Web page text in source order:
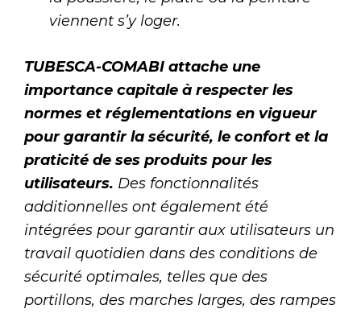
viennent s’y loger.
TUBESCA-COMABI attache une
importance capitale à respecter les
normes et réglementations en vigueur
pour garantir la sécurité, le confort et la
praticité de ses produits pour les
utilisateurs. Des fonctionnalités
additionnelles ont également été
intégrées pour garantir aux utilisateurs un
travail quotidien dans des conditions de
sécurité optimales, telles que des
portillons, des marches larges, des rampes